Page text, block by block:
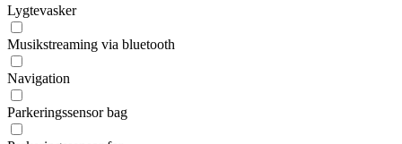
Lygtevasker
Musikstreaming via bluetooth
Navigation
Parkeringssensor bag